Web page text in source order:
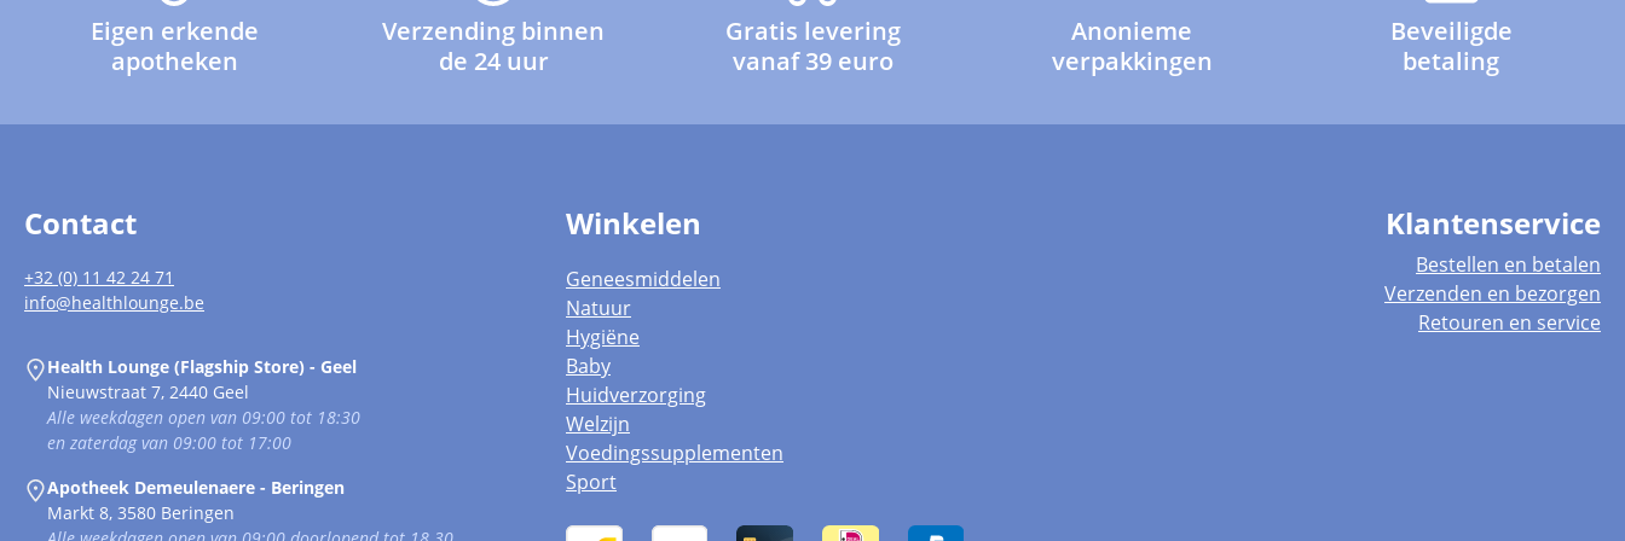
Eigen erkende
apotheken
Verzending binnen
de 24 uur
Gratis levering
vanaf 39 euro
Anonieme
verpakkingen
Beveiligde
betaling
Contact
+32 (0) 11 42 24 71
info@healthlounge.be
Health Lounge (Flagship Store) - Geel
Nieuwstraat 7, 2440 Geel
Alle weekdagen open van 09:00 tot 18:30
en zaterdag van 09:00 tot 17:00
Apotheek Demeulenaere - Beringen
Markt 8, 3580 Beringen
Winkelen
Geneesmiddelen
Natuur
Hygiëne
Baby
Huidverzorging
Welzijn
Voedingssupplementen
Sport
Klantenservice
Bestellen en betalen
Verzenden en bezorgen
Retouren en service